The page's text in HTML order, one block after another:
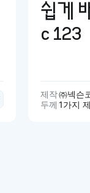
쉽게
c 123
제작㈜넥슨
두께 1가지